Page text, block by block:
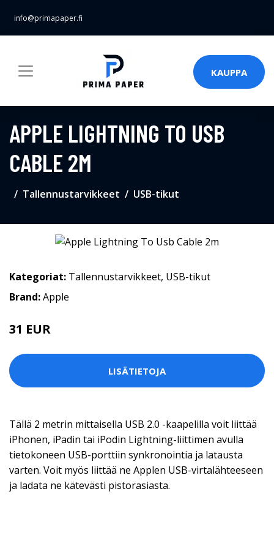
info@primapaper.fi
KAUPPA
APPLE LIGHTNING TO USB
CABLE 2M
Tallennustarvikkeet USB-tikut
Kategoriat: Tallennustarvikkeet, USB-tikut
Brand:Apple
31 EUR
LISÄTIETOJA
Tällä 2 metrin mittaisella USB 2.0 -kaapelilla voit liittää
iPhonen, iPadin tai iPodin Lightning-liittimen avulla
tietokoneen USB-porttiin synkronointia ja latausta
varten. Voit myös liittää ne Applen USB-virtalähteeseen
ja ladata ne kätevästi pistorasiasta.